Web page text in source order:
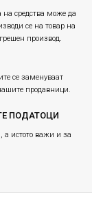
средства може да
се на товар на
производ.
се заменуваат
продавници.
ПОДАТОЦИ
а истото важи и за